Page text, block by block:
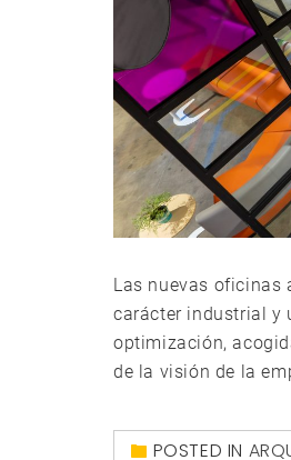
Las nuevas oficinas
carácter industrial y
optimización,
de la visión de la
POSTED IN